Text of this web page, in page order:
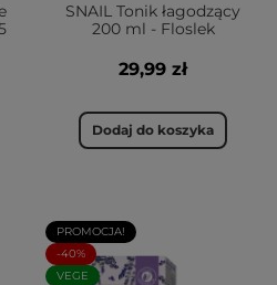
SNAIL Tonik łagodzący
200 ml - Floslek
29,99 zł
Dodaj do koszyka
PROMOCJA!
-40%
VEGE